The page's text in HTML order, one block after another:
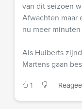
van dit seizoen
Afwachten maar
nu meer
Als Huiberts
Martens gaan
1